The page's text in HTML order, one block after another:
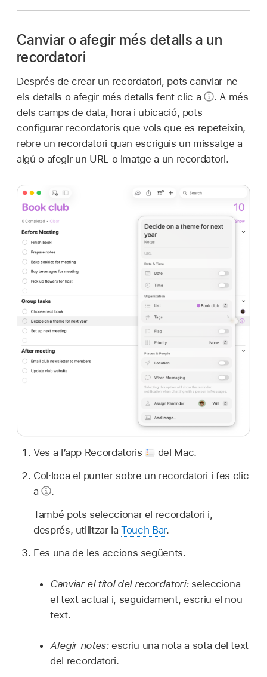
Canviar o afegir més detalls a un
recordatori
Després de crear un recordatori, pots canviar‑ne
els detalls o afegir més detalls fent clic a
. A més
dels camps de data, hora i ubicació, pots
configurar recordatoris que vols que es repeteixin,
rebre un recordatori quan escriguis un missatge a
algú o afegir un URL o imatge a un recordatori.
Ves a l’app Recordatoris
del Mac.
Col·loca el punter sobre un recordatori i fes clic
a
.
També pots seleccionar el recordatori i,
després, utilitzar laTouch Bar.
Fes una de les accions següents.
Canviar el títol del recordatori:selecciona
el text actual i, seguidament, escriu el nou
text.
Afegir notes:escriu una nota a sota del text
del recordatori.